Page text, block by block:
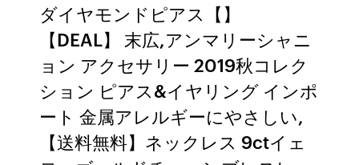
ダイヤモンドピアス【】
【DEAL】 末広,アンマリーシャニ
ョン アクセサリー 2019秋コレク
ション ピアス&イヤリング インポ
ート 金属アレルギーにやさしい,
【送料無料】ネックレス 9ctイェ